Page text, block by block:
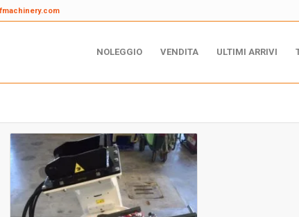
NOLEGGIO VENDITA ULTIMI ARRIVI